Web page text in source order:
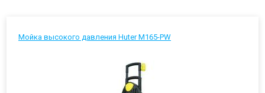
Мойка высокого давления Huter M165-PW